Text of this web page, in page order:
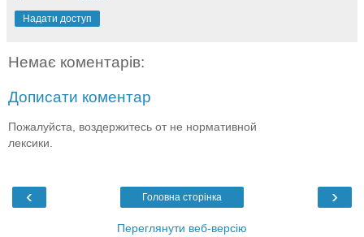
Надати доступ
Немає коментарів:
Дописати коментар
Пожалуйста, воздержитесь от не нормативной
лексики.
‹ ›
Головна сторінка
Переглянути веб-версію